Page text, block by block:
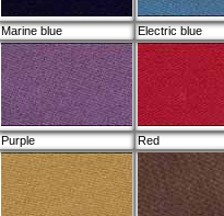
Marine blue Electric blue
Purple Red